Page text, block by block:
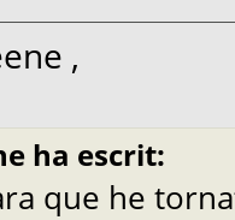
,
ha escrit:
que he